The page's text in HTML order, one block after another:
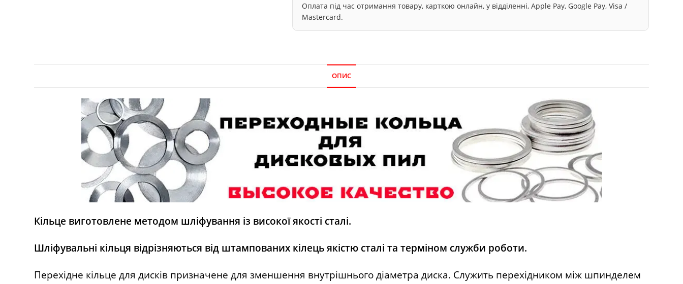
Оплата під час отримання товару, карткою онлайн, у відділенні, Apple Pay, Google Pay, Visa /
Mastercard.
ОПИС
Кільце виготовлене методом шліфування із високої якості сталі.
Шліфувальні кільця відрізняються від штампованих кілець якістю сталі та терміном служби роботи.
Перехідне кільце для дисків призначене для зменшення внутрішнього діаметра диска. Служить перехідником між шпинделем